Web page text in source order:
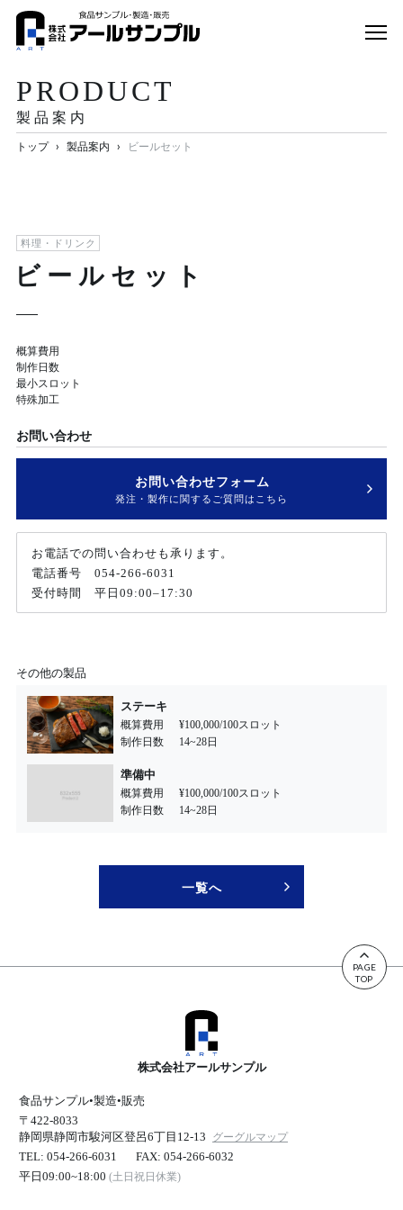
企業情報
PRODUCT
製品案内
トップ › 製品案内 › ビールセット
料理・ドリンク
ビールセット
概算費用
制作日数
最小スロット
特殊加工
お問い合わせ
お問い合わせフォーム
発注・製作に関するご質問はこちら
>
お電話での問い合わせも承ります。
電話番号 054-266-6031
受付時間 平日09:00–17:30
その他の製品
ステーキ
概算費用
¥100,000/100スロット
制作日数
14~28日
準備中
概算費用
¥100,000/100スロット
制作日数
14~28日
一覧へ >
^
PAGE
TOP
株式会社アールサンプル
食品サンプル•製造•販売
〒422-8033
静岡県静岡市駿河区登呂6丁目12-13
グーグルマップ
TEL: 054-266-6031 FAX: 054-266-6032
平日09:00~18:00 (土日祝日休業)